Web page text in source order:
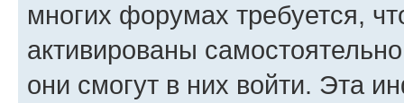
многих форумах требуется,
активированы
они смогут в них войти. Эта